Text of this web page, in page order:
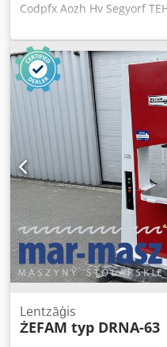
Codpfx Aozh Hv Segyorf
630 mm - galda izmēri:
regulēšana - motors: 3 kW
augstums: 300 mm -
nosūces caurules
bremze - izmēri (garums/
1200x920x2250 mm - svars:
Polijā – DTR
Neto cena: 8 500 PLN
aprēķināta pēc 4,2 PLN/
gadījumā cena var
Lentzāģis
ŻEFAM typ DRNA-63